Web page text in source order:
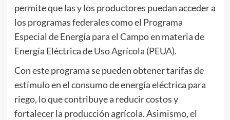
permite que las y los productores puedan acceder a
los programas federales como el Programa
Especial de Energía para el Campo en materia de
Energía Eléctrica de Uso Agrícola (PEUA).
Con este programa se pueden obtener tarifas de
estímulo en el consumo de energía eléctrica para
riego, lo que contribuye a reducir costos y
fortalecer la producción agrícola. Asimismo, el